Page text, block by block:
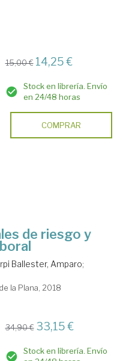
15,00 € 14,25 €
Stock en librería. Envío
en 24/48 horas
COMPRAR
de riesgo y
Ballester, Amparo;
la Plana, 2018
34,90 € 33,15 €
Stock en librería. Envío